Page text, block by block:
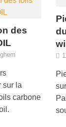
des
sur la
carbone